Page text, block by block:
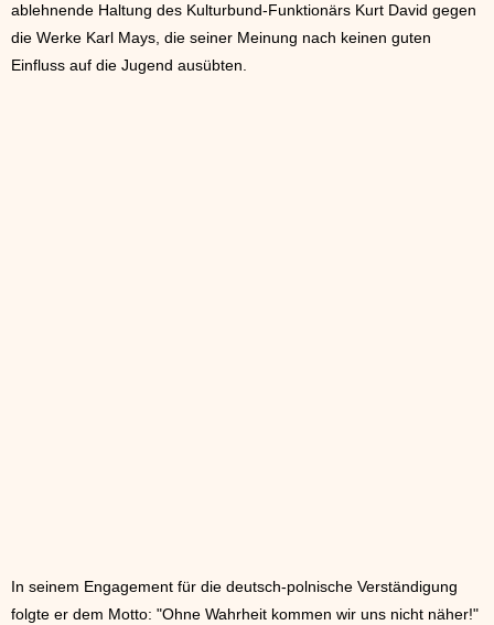
ablehnende Haltung des Kulturbund-Funktionärs Kurt David gegen
die Werke Karl Mays, die seiner Meinung nach keinen guten
Einfluss auf die Jugend ausübten.
In seinem Engagement für die deutsch-polnische Verständigung
folgte er dem Motto: "Ohne Wahrheit kommen wir uns nicht näher!"